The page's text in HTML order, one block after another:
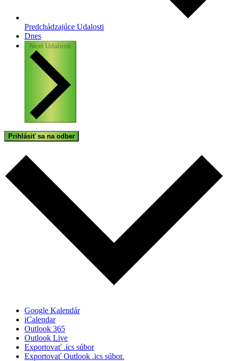
Predchádzajúce Udalosti
Dnes
Next Udalosti
Prihlásiť sa na odber
Google Kalendár
iCalendar
Outlook 365
Outlook Live
Exportovať .ics súbor
Exportovať Outlook .ics súbor.